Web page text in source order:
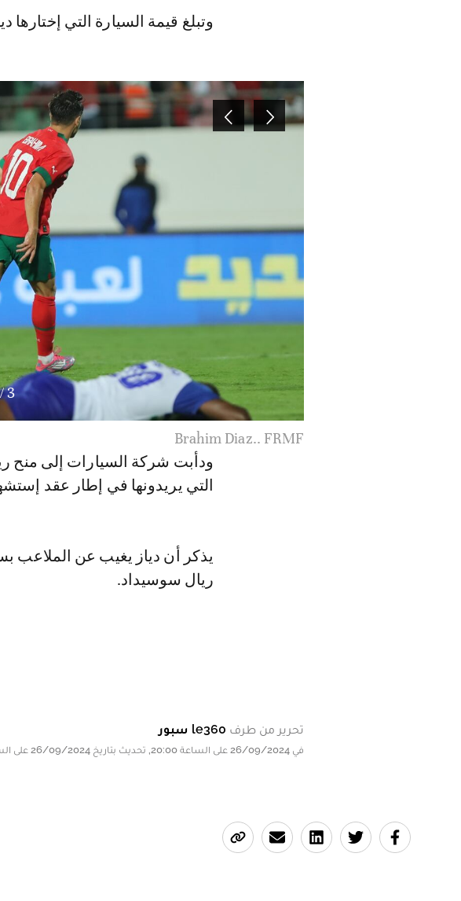
وتبلغ قيمة السيارة التي إختارها دياز نجم «
3
Brahim Diaz.. FRMF
ودأبت شركة السيارات إلى منح
التي يريدونها في إطار عقد
يذكر أن دياز يغيب عن الملاعب
ريال سوسيداد.
تحرير من طرف le360 سبور
في 26/09/2024 على الساعة 20:00, تحديث بتاريخ 26/09/2024 على الساعة 20:00